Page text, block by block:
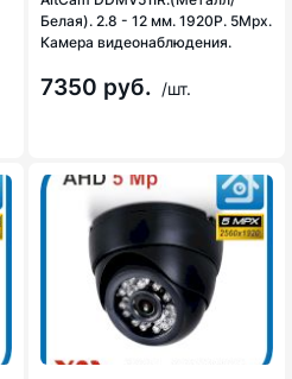
Белая). 2.8 - 12 мм. 1920P. 5Mpx.
Камера видеонаблюдения.
7350 руб. /шт.